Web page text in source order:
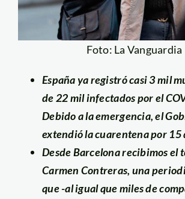
Foto: La Vanguardia
España ya registró casi 3 mil
de 22 mil infectados por el
Debido a la emergencia, el
extendió la cuarentena por 15
Desde Barcelona recibimos el
Carmen Contreras, una
que -al igual que miles de